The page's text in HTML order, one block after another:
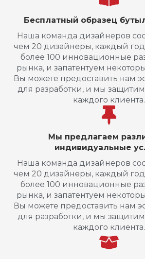
Бесплатный образец
Наша команда дизайнеров
чем 20 дизайнеры, каждый
более 100 инновационные
рынка, и запатентуем
Вы можете предоставить нам
для разработки, и мы
каждого клиента.
Мы предлагаем
индивидуальные
Наша команда дизайнеров
чем 20 дизайнеры, каждый
более 100 инновационные
рынка, и запатентуем
Вы можете предоставить нам
для разработки, и мы
каждого клиента.